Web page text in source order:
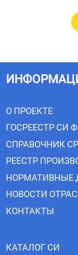
О ПРОЕКТЕ
ГОСРЕЕСТР СИ
СПРАВОЧНИК
РЕЕСТР
НОРМАТИВНЫЕ
НОВОСТИ
КОНТАКТЫ
КАТАЛОГ СИ